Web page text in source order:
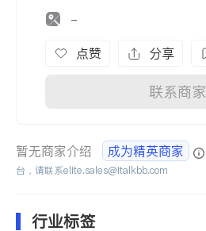
-
点赞 分享
联系商家
暂无商家介绍 成为精英商家
台，请联系elite.sales@italkbb.com
行业标签